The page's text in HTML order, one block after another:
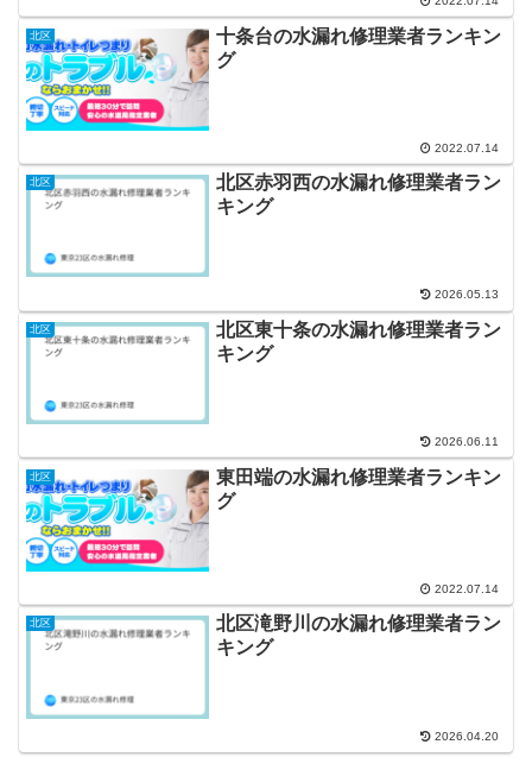
北区
十条台の水漏れ修理業者ランキン
グ
2022.07.14
北区
北区赤羽西の水漏れ修理業者ラン
キング
2026.05.13
北区
北区東十条の水漏れ修理業者ラン
キング
2026.06.11
北区
東田端の水漏れ修理業者ランキン
グ
2022.07.14
北区
北区滝野川の水漏れ修理業者ラン
キング
2026.04.20